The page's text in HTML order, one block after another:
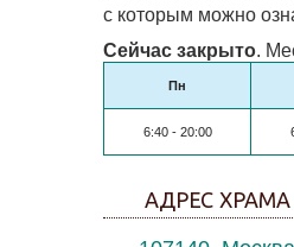
с которым можно
Сейчас закрыто.
Пн
6:40 - 20:00
АДРЕС ХРАМА